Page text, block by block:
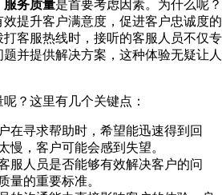
服务质量是首要考虑因素。为什么呢？
提升客户满意度，促进客户忠诚度的
客服热线时，接听的客服人员不仅专
并提供解决方案，这种体验无疑让人
？这里有几个关键点：
在寻求帮助时，希望能迅速得到回
慢，客户可能会感到失望。
服人员是否能够有效解决客户的问
量的重要标准。